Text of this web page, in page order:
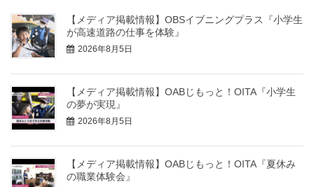
【メディア掲載情報】OBSイブニングプラス『小学生
が高速道路の仕事を体験』
2026年8月5日
【メディア掲載情報】OABじもっと！OITA『小学生
の夢が実現』
2026年8月5日
【メディア掲載情報】OABじもっと！OITA『夏休み
の職業体験会』